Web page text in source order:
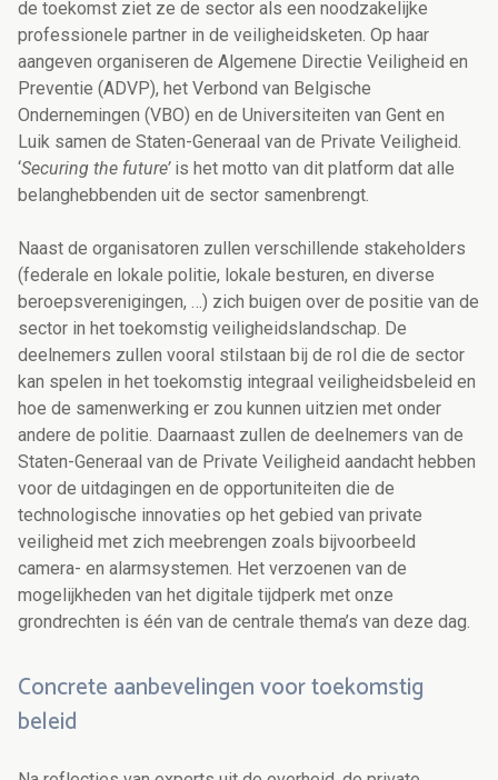
de toekomst ziet ze de sector als een noodzakelijke
professionele partner in de veiligheidsketen. Op haar
aangeven organiseren de Algemene Directie Veiligheid en
Preventie (ADVP), het Verbond van Belgische
Ondernemingen (VBO) en de Universiteiten van Gent en
Luik samen de Staten-Generaal van de Private Veiligheid.
‘Securing the future’is het motto van dit platform dat alle
belanghebbenden uit de sector samenbrengt.
Naast de organisatoren zullen verschillende stakeholders
(federale en lokale politie, lokale besturen, en diverse
beroepsverenigingen, …) zich buigen over de positie van de
sector in het toekomstig veiligheidslandschap. De
deelnemers zullen vooral stilstaan bij de rol die de sector
kan spelen in het toekomstig integraal veiligheidsbeleid en
hoe de samenwerking er zou kunnen uitzien met onder
andere de politie. Daarnaast zullen de deelnemers van de
Staten-Generaal van de Private Veiligheid aandacht hebben
voor de uitdagingen en de opportuniteiten die de
technologische innovaties op het gebied van private
veiligheid met zich meebrengen zoals bijvoorbeeld
camera- en alarmsystemen. Het verzoenen van de
mogelijkheden van het digitale tijdperk met onze
grondrechten is één van de centrale thema’s van deze dag.
Concrete aanbevelingen voor toekomstig
beleid